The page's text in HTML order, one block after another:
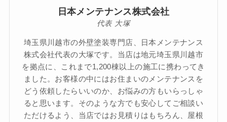
日本メンテナンス株式会社
代表 大塚
埼玉県川越市の外壁塗装専門店、日本メンテナンス
株式会社代表の大塚です。当店は地元埼玉県川越市
を拠点に、これまで1,200棟以上の施工に携わってき
ました。お客様の中にはお住まいのメンテナンスを
どう依頼したらいいのか、お悩みの方もいらっしゃ
ると思います。そのような方でも安心してご相談い
ただけるよう、当店ではお見積りはもちろん、屋根